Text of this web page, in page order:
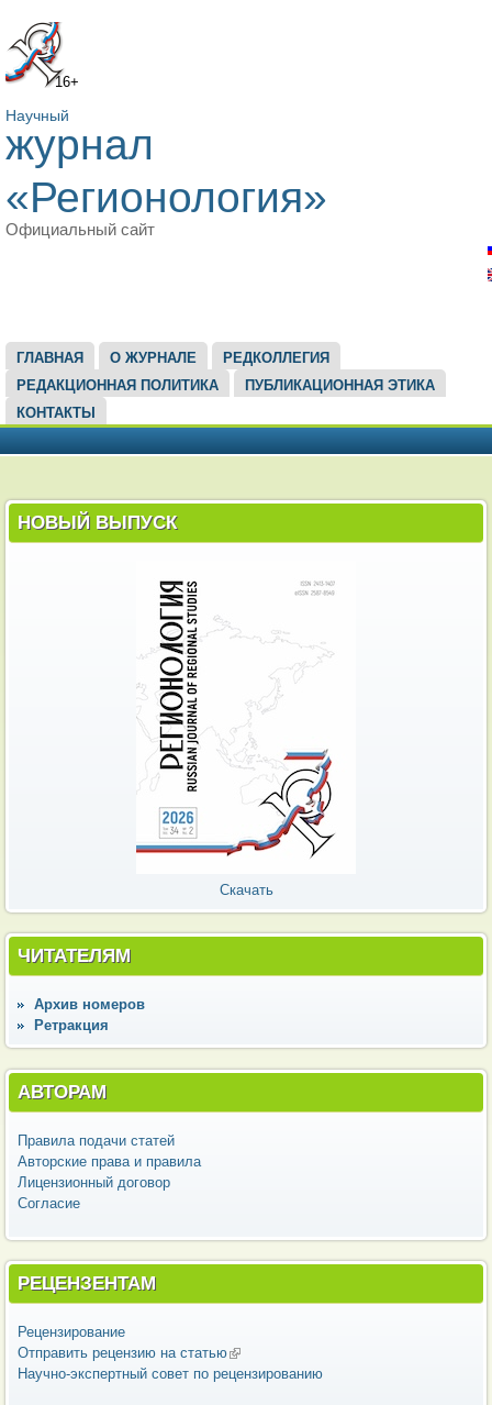
16+
Научный
журнал
«Регионология»
Официальный сайт
ГЛАВНОЕ МЕНЮ
ГЛАВНАЯ О ЖУРНАЛЕ
РЕДКОЛЛЕГИЯ
РЕДАКЦИОННАЯ ПОЛИТИКА
ПУБЛИКАЦИОННАЯ ЭТИКА
КОНТАКТЫ
НОВЫЙ ВЫПУСК
Скачать
ЧИТАТЕЛЯМ
Архив номеров
Ретракция
АВТОРАМ
Правила подачи статей
Авторские права и правила
Лицензионный договор
Согласие
РЕЦЕНЗЕНТАМ
Рецензирование
Отправить рецензию на статью(внешняя ссылка)
Научно-экспертный совет по рецензированию